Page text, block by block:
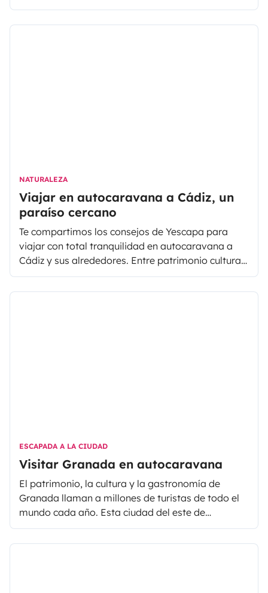
autocaravana o furgoneta camper es una
excelente manera de descubrir sus parques
Guadalcanal, Las Navas de la Concepción, El
Pedroso, La Puebla de los Infantes, El Real de la
Jara y San Nicolás del Puerto.
NATURALEZA
Viajar en autocaravana a Cádiz, un
paraíso cercano
Te compartimos los consejos de Yescapa para
viajar con total tranquilidad en autocaravana a
Cádiz y sus alrededores. Entre patrimonio cultural,
arquitectura, naturaleza y comida riquísima,
prepárate a vivir un viaje inolvidable.
ESCAPADA A LA CIUDAD
Visitar Granada en autocaravana
El patrimonio, la cultura y la gastronomía de
Granada llaman a millones de turistas de todo el
mundo cada año. Esta ciudad del este de
Andalucía es ideal para hacer una escapada de
varios días. En este artículo vamos a hablar de los